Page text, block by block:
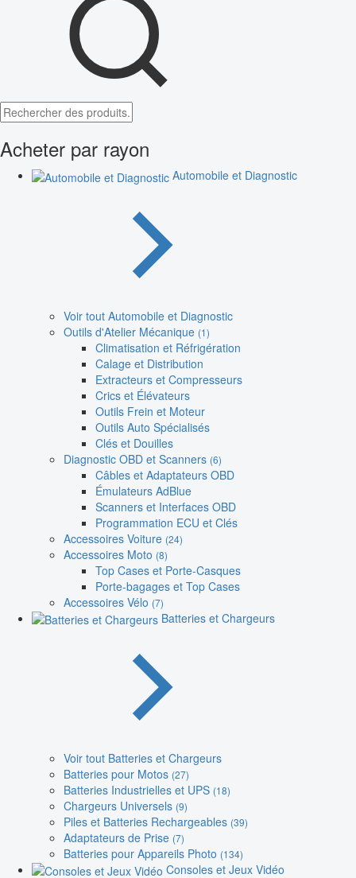
Acheter par rayon
Automobile et Diagnostic
Voir tout Automobile et Diagnostic
Outils d'Atelier Mécanique (1)
Climatisation et Réfrigération
Calage et Distribution
Extracteurs et Compresseurs
Crics et Élévateurs
Outils Frein et Moteur
Outils Auto Spécialisés
Clés et Douilles
Diagnostic OBD et Scanners (6)
Câbles et Adaptateurs OBD
Émulateurs AdBlue
Scanners et Interfaces OBD
Programmation ECU et Clés
Accessoires Voiture (24)
Accessoires Moto (8)
Top Cases et Porte-Casques
Porte-bagages et Top Cases
Accessoires Vélo (7)
Batteries et Chargeurs
Voir tout Batteries et Chargeurs
Batteries pour Motos (27)
Batteries Industrielles et UPS (18)
Chargeurs Universels (9)
Piles et Batteries Rechargeables (39)
Adaptateurs de Prise (7)
Batteries pour Appareils Photo (134)
Consoles et Jeux Vidéo